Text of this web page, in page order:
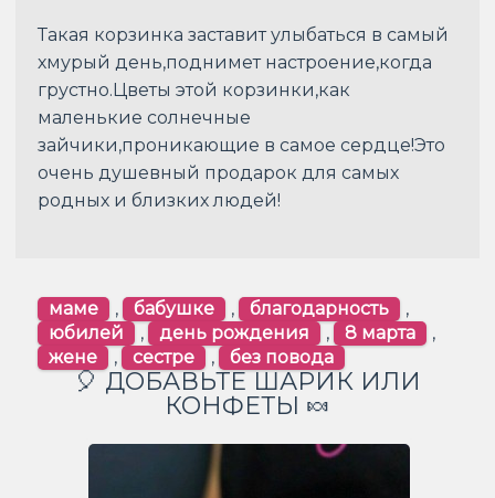
Такая корзинка заставит улыбаться в самый
хмурый день,поднимет настроение,когда
грустно.Цветы этой корзинки,как
маленькие солнечные
зайчики,проникающие в самое сердце!Это
очень душевный продарок для самых
родных и близких людей!
маме , бабушке , благодарность
,
юбилей
, день рождения , 8 марта
,
жене
, сестре , без повода
🎈 ДОБАВЬТЕ ШАРИК ИЛИ
КОНФЕТЫ 🍬